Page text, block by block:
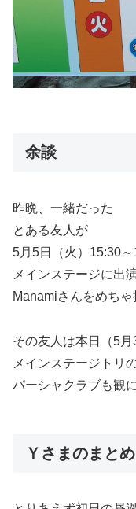
余談
昨晩、一緒だった
とある友人が
5月5日（火）15:30～
メインステージに出
Manamiさんをめちゃ
その友人は本日（5月
メインステージトリ
パーシャクラブも観
Ｙさまのまとめ